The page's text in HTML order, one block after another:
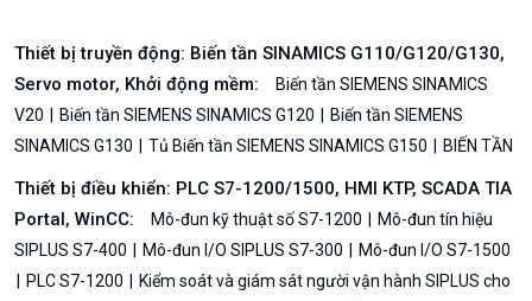
Thiết bị truyền động: Biến tần SINAMICS G110/G120/G130,
Servo motor, Khởi động mềm:
Biến tần SIEMENS SINAMICS
V20
Biến tần SIEMENS SINAMICS G120
Biến tần SIEMENS
SINAMICS G130
Tủ Biến tần SIEMENS SINAMICS G150 BIẾN TẦN
Thiết bị điều khiển: PLC S7-1200/1500, HMI KTP, SCADA TIA
Portal, WinCC:
Mô-đun kỹ thuật số S7-1200
Mô-đun tín hiệu
SIPLUS S7-400
Mô-đun I/O SIPLUS S7-300
Mô-đun I/O S7-1500
PLC S7-1200
Kiểm soát và giám sát người vận hành SIPLUS cho